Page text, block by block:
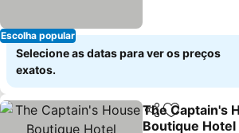
Escolha popular
Selecione as datas para ver os preços
exatos.
PartilharAdicionar
The Captain's
Boutique Hotel